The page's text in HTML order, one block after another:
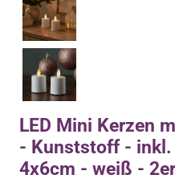
LED Mini Kerzen
- Kunststoff -
4x6cm - weiß -